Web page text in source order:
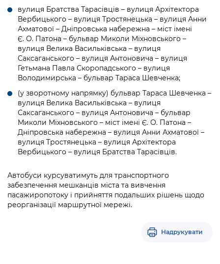
Kyiv International Relations
Річні звіти
Гендерна політика
Київська міська військова адміністрація
Портал Захисників та Захисниць
Безбар'єрність
Портал послуг
Міський застосунок Київ Цифровий
Важливе під час воєнного стану
Уряд» – місцевий рівень»
Важливе під час воєнного стану
Про відкриті дані
Портал даних Києва
Публічні дашборди
вулиця Братства Тарасівців – вулиця Архітектора
Вербицького – вулиця Тростянецька – вулиця Анни
Ахматової – Дніпровська набережна – міст імені
Є. О. Патона – бульвар Миколи Міхновського –
вулиця Велика Васильківська – вулиця
Саксаганського – вулиця Антоновича – вулиця
Гетьмана Павла Скоропадського – вулиця
Володимирська – бульвар Тараса Шевченка;
(у зворотному напрямку) бульвар Тараса Шевченка –
вулиця Велика Васильківська – вулиця
Саксаганського – вулиця Антоновича – бульвар
Миколи Міхновського – міст імені Є. О. Патона –
Дніпровська набережна – вулиця Анни Ахматової –
вулиця Тростянецька – вулиця Архітектора
Вербицького – вулиця Братства Тарасівців.
Автобуси курсуватимуть для транспортного
забезпечення мешканців міста та вивчення
пасажиропотоку і прийняття подальших рішень щодо
реорганізації маршрутної мережі.
Надрукувати